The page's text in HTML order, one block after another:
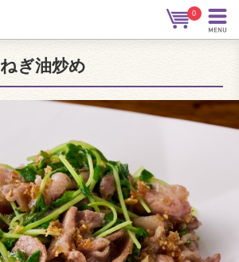
0
ぎ油炒め